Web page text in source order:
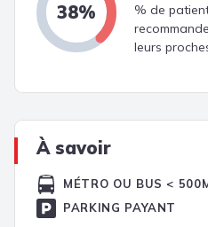
38%
% de
leurs
À savoir
MÉTRO OU BUS <
PARKING PAYANT